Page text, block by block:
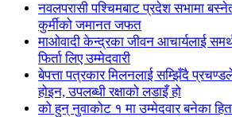
नवलपरासी पश्चिमबाट प्रदेश सभामा
कुर्मीको जमानत जफत
माओवादी केन्द्रका जीवन आचार्यलाई
फिर्ता लिए उम्मेदवारी
बेपत्ता पत्रकार मिलनलाई सम्झिँदै
होइन, उपलब्धी रक्षाको लडाइँ हो
को हुन् नुवाकोट १ मा उम्मेदवार बनेका